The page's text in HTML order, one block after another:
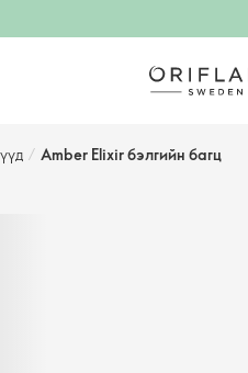
/ Amber Elixir бэлгийн багц